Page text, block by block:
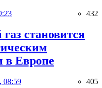
432
становится
в Европе
08:59 405